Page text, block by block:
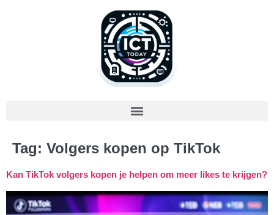
Tag: Volgers kopen op TikTok
Kan TikTok volgers kopen je helpen om meer likes te krijgen?